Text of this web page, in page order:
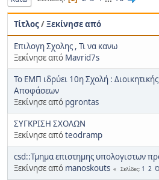
Τίτλος/Ξεκίνησε από
Επιλογη Σχολης , Τι να κανω
Ξεκίνησε από Mavrid7s
Το ΕΜΠ ιδρύει 10η Σχολή :
Αποφάσεων
Ξεκίνησε από pgrontas
ΣΥΓΚΡΙΣΗ ΣΧΟΛΩΝ
Ξεκίνησε απόteodramp
csd::Τμημα επιστημης υπολογιστων
Ξεκίνησε από manoskouts Σελίδες 1 2